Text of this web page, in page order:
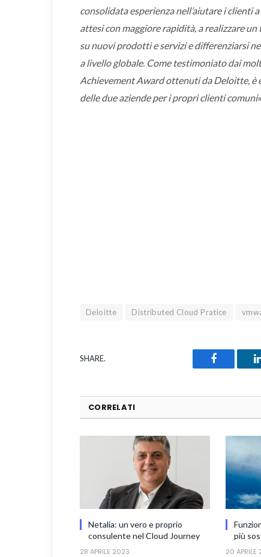
consolidata esperienza nell’aiutare i clienti
attesi con maggiore rapidità, a realizzare
su nuovi prodotti e servizi e differenziarsi
a livello globale. Come testimoniato dai
Achievement Award ottenuti da Deloitte, è
delle due aziende per i propri clienti comuni
Deloitte Distributed Cloud Pratice
SHARE.
Facebook
CORRELATI
Netalia: un vero e proprio
consulente nel Cloud Journey
28 APRILE 2023
più
20 APRILE